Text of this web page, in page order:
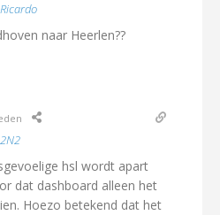
Ricardo
naar Heerlen??
2N2
hsl wordt apart
dat dashboard alleen het
Hoezo betekend dat het